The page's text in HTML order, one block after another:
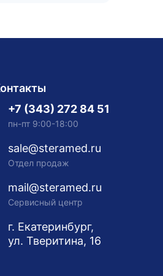
+7 (343) 272 84 51
пн-пт 9:00-18:00
sale@steramed.ru
Отдел продаж
mail@steramed.ru
Сервисный центр
г. Екатеринбург,
ул. Тверитина, 16